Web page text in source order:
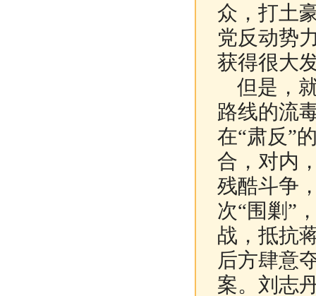
众，打土
党反动势
获得很大
但是，
路线的流
在“肃反”
合，对内
残酷斗争
次“围剿”
战，抵抗
后方肆意
案。刘志